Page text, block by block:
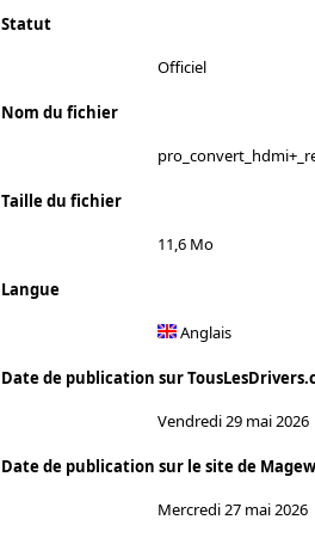
Statut
Officiel
Nom du fichier
Taille du fichier
11,6 Mo
Langue
Anglais
Date de publication sur
Vendredi 29 mai 2026
Date de publication sur le site de
Mercredi 27 mai 2026